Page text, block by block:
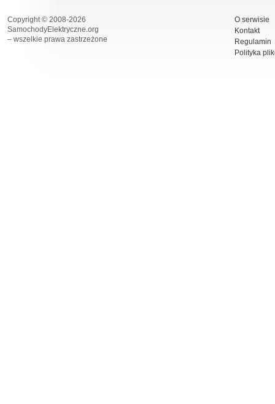
Copyright © 2008-2026
SamochodyElektryczne.org
– wszelkie prawa zastrzeżone
O serwisie
Kontakt
Regulamin
Polityka